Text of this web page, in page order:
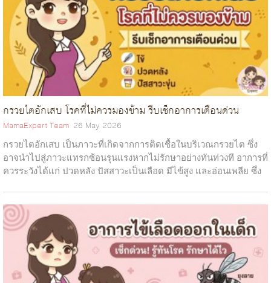
กรวยไตอักเสบ โรคที่ไม่ควรมองข้าม รีบเช็กอาการเตือนด่วน
MamaExpert Team 26 May 2026
กรวยไตอักเสบ เป็นภาวะที่เกิดจากการติดเชื้อในบริเวณกรวยไต ซึ่ง
อาจนำไปสู่ภาวะแทรกซ้อนรุนแรงหากไม่รักษาอย่างทันท่วงที อาการที่
ควรระวังได้แก่ ปวดหลัง ปัสสาวะเป็นเลือด มีไข้สูง และอ่อนเพลีย ซึ่ง